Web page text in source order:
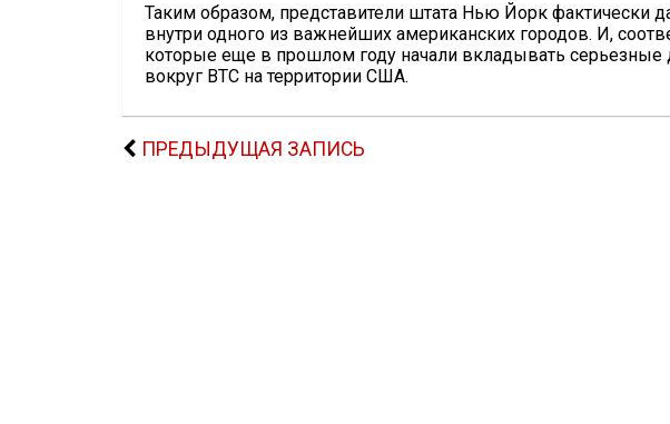
Таким образом, представители штата Нью Йорк фактически
внутри одного из важнейших американских городов. И,
которые еще в прошлом году начали вкладывать серьезные
вокруг BTC на территории США.
ПРЕДЫДУЩАЯ ЗАПИСЬ